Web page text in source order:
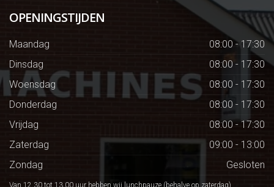
OPENINGSTIJDEN
Maandag
08:00 - 17:30
Dinsdag
08:00 - 17:30
Woensdag
08:00 - 17:30
Donderdag
08:00 - 17:30
Vrijdag
08:00 - 17:30
Zaterdag
09:00 - 13:00
Zondag
Gesloten